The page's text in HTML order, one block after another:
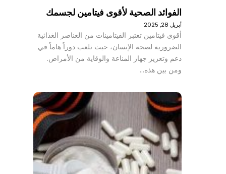
الفوائد الصحية لأقوى فيتامين لجسمك
أبريل 28, 2025
أقوى فيتامين تعتبر الفيتامينات من العناصر الغذائية
الضرورية لصحة الإنسان، حيث تلعب دوراً هاماً في
دعم وتعزيز جهاز المناعة والوقاية من الأمراض.
ومن بين هذه…